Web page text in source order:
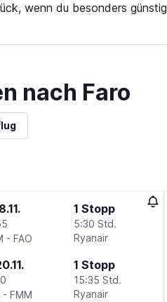
wenn du besonders günstig
nach Faro
- FAO
1 Stopp
5:30 Std.
Ryanair
- FMM
1 Stopp
15:35 Std.
Ryanair